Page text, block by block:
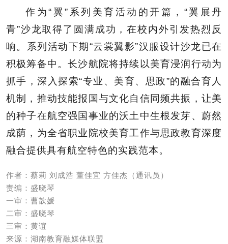
作为“翼”系列美育活动的开篇，“翼展丹
青”沙龙取得了圆满成功，在校内外引发热烈反
响。系列活动下期“云裳翼影”汉服设计沙龙已在
积极筹备中。长沙航院将持续以美育浸润行动为
抓手，深入探索“专业、美育、思政”的融合育人
机制，推动技能报国与文化自信同频共振，让美
的种子在航空强国事业的沃土中生根发芽、蔚然
成荫，为全省职业院校美育工作与思政教育深度
融合提供具有航空特色的实践范本。
作者：蔡莉 刘成浩 董佳宜 方佳杰（通讯员）
责编：盛晓琴
一审：曹歆媛
二审：盛晓琴
三审：黄谊
来源：湖南教育融媒体联盟